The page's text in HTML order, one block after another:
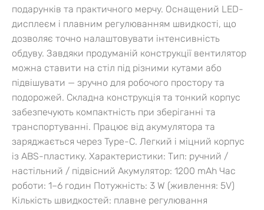
подарунків та практичного мерчу. Оснащений LED-
дисплеєм і плавним регулюванням швидкості, що
дозволяє точно налаштовувати інтенсивність
обдуву. Завдяки продуманій конструкції вентилятор
можна ставити на стіл під різними кутами або
підвішувати — зручно для робочого простору та
подорожей. Складна конструкція та тонкий корпус
забезпечують компактність при зберіганні та
транспортуванні. Працює від акумулятора та
заряджається через Type-C. Легкий і міцний корпус
із ABS-пластику. Характеристики: Тип: ручний /
настільний / підвісний Акумулятор: 1200 mAh Час
роботи: 1–6 годин Потужність: 3 W (живлення: 5V)
Кількість швидкостей: плавне регулювання